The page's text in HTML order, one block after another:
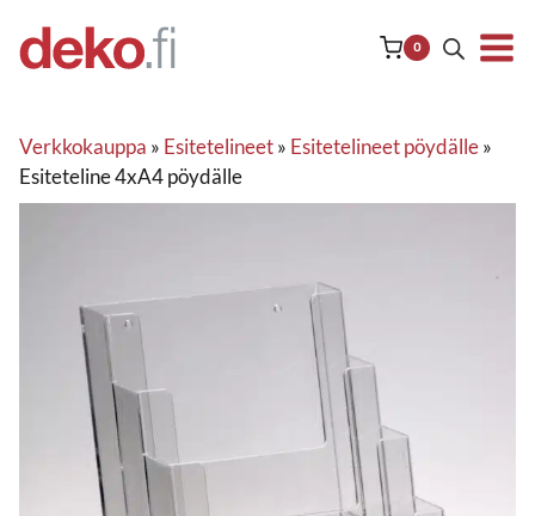
sisältöön
0
Verkkokauppa » Esitetelineet» Esitetelineet pöydälle»
Esiteteline 4xA4 pöydälle